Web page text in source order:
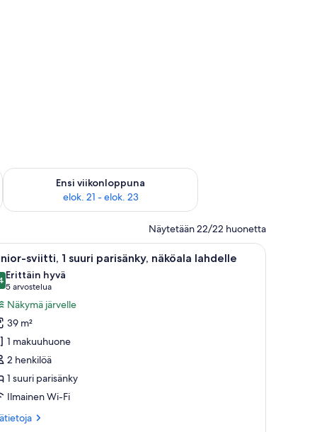
14 - elok. 16
Ensi viikonloppuna
elok. 21 - elok. 23
Tarkista ensi viikonlopun saatavuus elok. 21 - elok. 23
Näytetään 22/22 huonetta
pyöreä sohvapöytä ja nojatuoli. Suuresta ikkunasta avautuu näkymä
Moderni olohuone, jossa on sohva,
3 sviitti, 1 suuri parisänky, näköala lahdelle
kautta 10
Erittäin hyvä
5 arvostelua
(5
arvostelua)
Näkymä järvelle
39 m²
1 makuuhuone
2 henkilöä
1 suuri parisänky
Ilmainen Wi-Fi